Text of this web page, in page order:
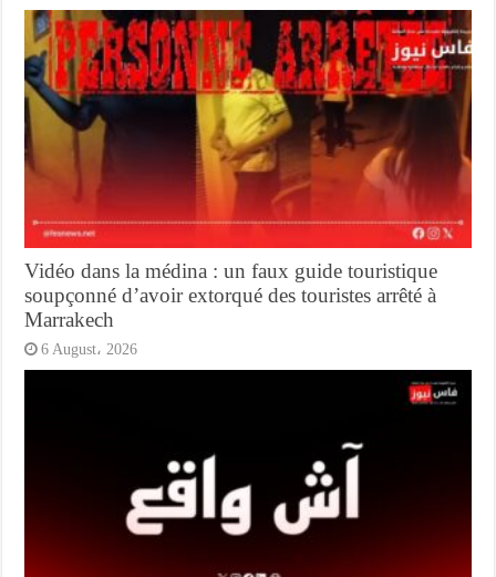
Vidéo dans la médina : un faux guide touristique
soupçonné d’avoir extorqué des touristes arrêté à
Marrakech
6 August، 2026